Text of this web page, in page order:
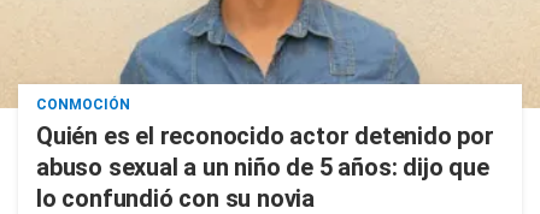
CONMOCIÓN
Quién es el reconocido actor detenido por
abuso sexual a un niño de 5 años: dijo que
lo confundió con su novia